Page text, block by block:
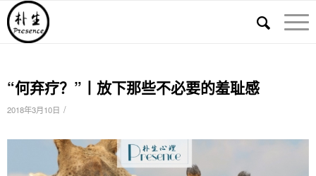
“何弃疗？”丨放下那些不必要的羞耻感
2018年3月10日 /